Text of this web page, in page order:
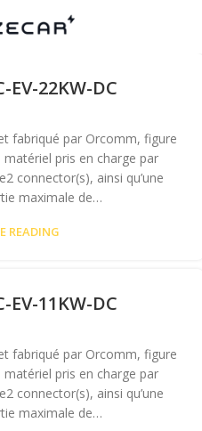
EV-22KW-DC
fabriqué par Orcomm, figure
pris en charge par
connector(s), ainsi qu’une
maximale de…
READING
EV-11KW-DC
fabriqué par Orcomm, figure
pris en charge par
connector(s), ainsi qu’une
maximale de…